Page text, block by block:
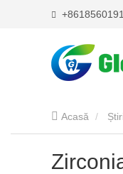
Acasă Știri